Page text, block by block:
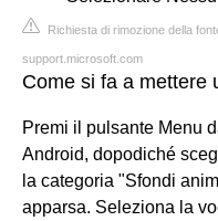
Richiesta di rimozione della
support.microsoft.com
Come si fa a mettere
Premi il pulsante Menu
Android, dopodiché
la categoria "Sfondi
apparsa. Seleziona la